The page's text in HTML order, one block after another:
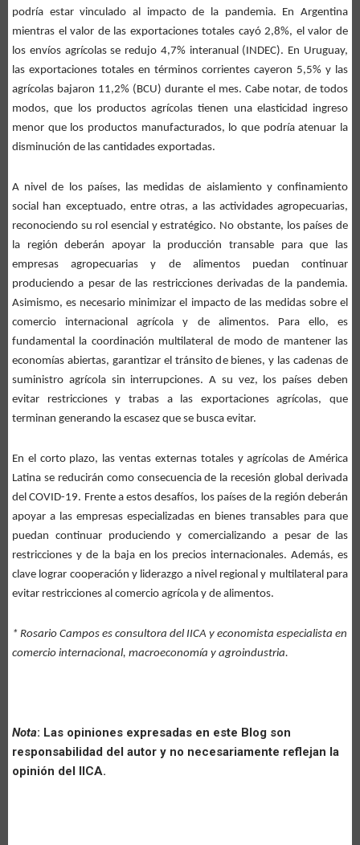
podría estar vinculado al impacto de la pandemia. En Argentina
mientras el valor de las exportaciones totales cayó 2,8%, el valor de
los envíos agrícolas se redujo 4,7% interanual (INDEC). En Uruguay,
las exportaciones totales en términos corrientes cayeron 5,5% y las
agrícolas bajaron 11,2% (BCU) durante el mes. Cabe notar, de todos
modos, que los productos agrícolas tienen una elasticidad ingreso
menor que los productos manufacturados, lo que podría atenuar la
disminución de las cantidades exportadas.
A nivel de los países, las medidas de aislamiento y confinamiento
social han exceptuado, entre otras, a las actividades agropecuarias,
reconociendo su rol esencial y estratégico. No obstante, los países de
la región deberán apoyar la producción transable para que las
empresas agropecuarias y de alimentos puedan continuar
produciendo a pesar de las restricciones derivadas de la pandemia.
Asimismo, es necesario minimizar el impacto de las medidas sobre el
comercio internacional agrícola y de alimentos. Para ello, es
fundamental la coordinación multilateral de modo de mantener las
economías abiertas, garantizar el tránsito de bienes, y las cadenas de
suministro agrícola sin interrupciones. A su vez, los países deben
evitar restricciones y trabas a las exportaciones agrícolas, que
terminan generando la escasez que se busca evitar.
En el corto plazo, las ventas externas totales y agrícolas de América
Latina se reducirán como consecuencia de la recesión global derivada
del COVID-19. Frente a estos desafíos, los países de la región deberán
apoyar a las empresas especializadas en bienes transables para que
puedan continuar produciendo y comercializando a pesar de las
restricciones y de la baja en los precios internacionales. Además, es
clave lograr cooperación y liderazgo a nivel regional y multilateral para
evitar restricciones al comercio agrícola y de alimentos.
* Rosario Campos es consultora del IICA y economista especialista en
comercio internacional, macroeconomía y agroindustria.
Nota: Las opiniones expresadas en este Blog son
responsabilidad del autor y no necesariamente reflejan la
opinión del IICA.